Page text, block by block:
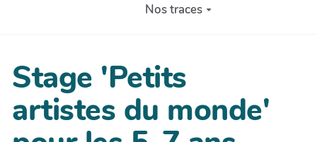
Nos traces
Stage 'Petits
artistes du monde'